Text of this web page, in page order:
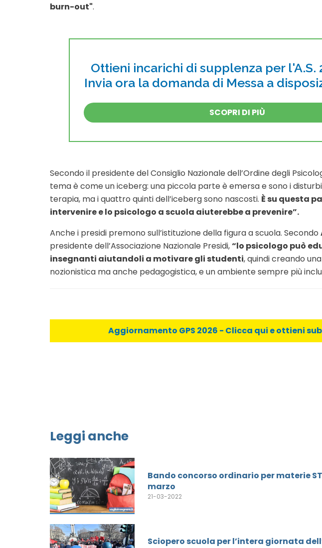
burn-out".
Ottieni incarichi di supplenza per l'A.S.
Invia ora la domanda di Messa a
SCOPRI DI PIÙ
Secondo il presidente del Consiglio Nazionale dell’Ordine degli
tema è come un iceberg: una piccola parte è emersa e sono i
terapia, ma i quattro quinti dell’iceberg sono nascosti. È su questa
intervenire e lo psicologo a scuola aiuterebbe a prevenire”.
Anche i presidi premono sull’istituzione della figura a scuola. Secondo
presidente dell’Associazione Nazionale Presidi,“lo psicologo può
insegnanti aiutandoli a motivare gli studenti, quindi creando
nozionistica ma anche pedagogistica, e un ambiente sempre più
Aggiornamento GPS 2026 - Clicca qui e ottieni
Leggi anche
Bando concorso ordinario per materie
marzo
21-03-2022
Sciopero scuola per l’intera giornata